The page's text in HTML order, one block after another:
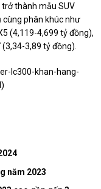
trở thành mẫu SUV
cùng phân khúc như
(4,119-4,699 tỷ đồng),
3,89 tỷ đồng).
lc300-khan-hang-
)
năm 2023